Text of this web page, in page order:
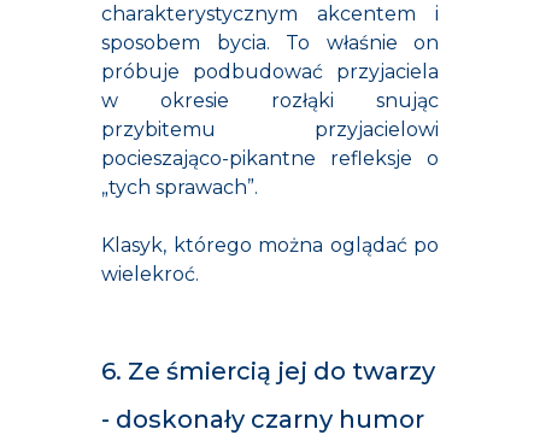
charakterystycznym akcentem i
sposobem bycia. To właśnie on
próbuje podbudować przyjaciela
w okresie rozłąki snując
przybitemu przyjacielowi
pocieszająco-pikantne refleksje o
„tych sprawach”.
Klasyk, którego można oglądać po
wielekroć.
6. Ze śmiercią jej do twarzy
- doskonały czarny humor